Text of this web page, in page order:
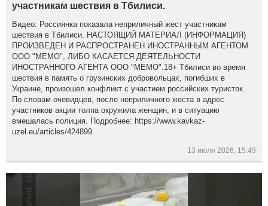
участникам шествия в Тбилиси.
Видео: Россиянка показала неприличный жест участникам
шествия в Тбилиси. НАСТОЯЩИЙ МАТЕРИАЛ (ИНФОРМАЦИЯ)
ПРОИЗВЕДЕН И РАСПРОСТРАНЕН ИНОСТРАННЫМ АГЕНТОМ
ООО "МЕМО", ЛИБО КАСАЕТСЯ ДЕЯТЕЛЬНОСТИ
ИНОСТРАННОГО АГЕНТА ООО "МЕМО".18+ Тбилиси во время
шествия в память о грузинских добровольцах, погибших в
Украине, произошел конфликт с участием российских туристок.
По словам очевидцев, после неприличного жеста в адрес
участников акции толпа окружила женщин, и в ситуацию
вмешалась полиция. Подробнее: https://www.kavkaz-
uzel.eu/articles/424899
13 июля 2026, 15:49